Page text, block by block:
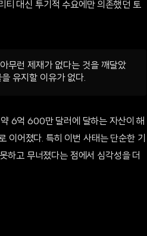
대신 투기적 수요에만 의존했던 토
무런 제재가 없다는 것을 깨달았
유지할 이유가 없다.
6억 600만 달러에 달하는 자산이 해
이어졌다. 특히 이번 사태는 단순한 기
하고 무너졌다는 점에서 심각성을 더